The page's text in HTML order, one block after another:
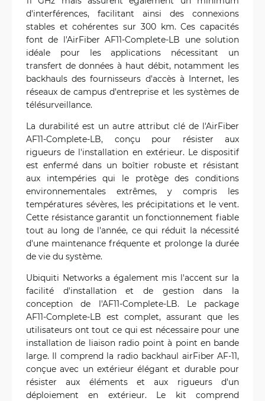
d'interférences, facilitant ainsi des connexions
stables et cohérentes sur 300 km. Ces capacités
font de l'AirFiber AF11-Complete-LB une solution
idéale pour les applications nécessitant un
transfert de données à haut débit, notamment les
backhauls des fournisseurs d'accès à Internet, les
réseaux de campus d'entreprise et les systèmes de
télésurveillance.
La durabilité est un autre attribut clé de l'AirFiber
AF11-Complete-LB, conçu pour résister aux
rigueurs de l'installation en extérieur. Le dispositif
est enfermé dans un boîtier robuste et résistant
aux intempéries qui le protège des conditions
environnementales extrêmes, y compris les
températures sévères, les précipitations et le vent.
Cette résistance garantit un fonctionnement fiable
tout au long de l'année, ce qui réduit la nécessité
d'une maintenance fréquente et prolonge la durée
de vie du système.
Ubiquiti Networks a également mis l'accent sur la
facilité d'installation et de gestion dans la
conception de l'AF11-Complete-LB. Le package
AF11-Complete-LB est complet, assurant que les
utilisateurs ont tout ce qui est nécessaire pour une
installation de liaison radio point à point en bande
large. Il comprend la radio backhaul airFiber AF-11,
conçue avec un extérieur élégant et durable pour
résister aux éléments et aux rigueurs d'un
déploiement en extérieur. Le kit comprend